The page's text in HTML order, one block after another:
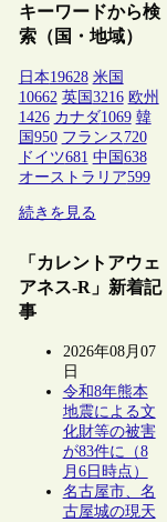
キーワードから検
索（国・地域）
日本19628 米国
10662 英国3216 欧州
1426 カナダ1069 韓
国950 フランス 720
ドイツ681 中国638
オーストラリア599
続きを見る
「カレントアウェ
アネス-R」新着記
事
2026年08月07
日
令和8年熊本
地震による文
化財等の被害
が83件に（8
月6日時点）
名古屋市、名
古屋城の現天